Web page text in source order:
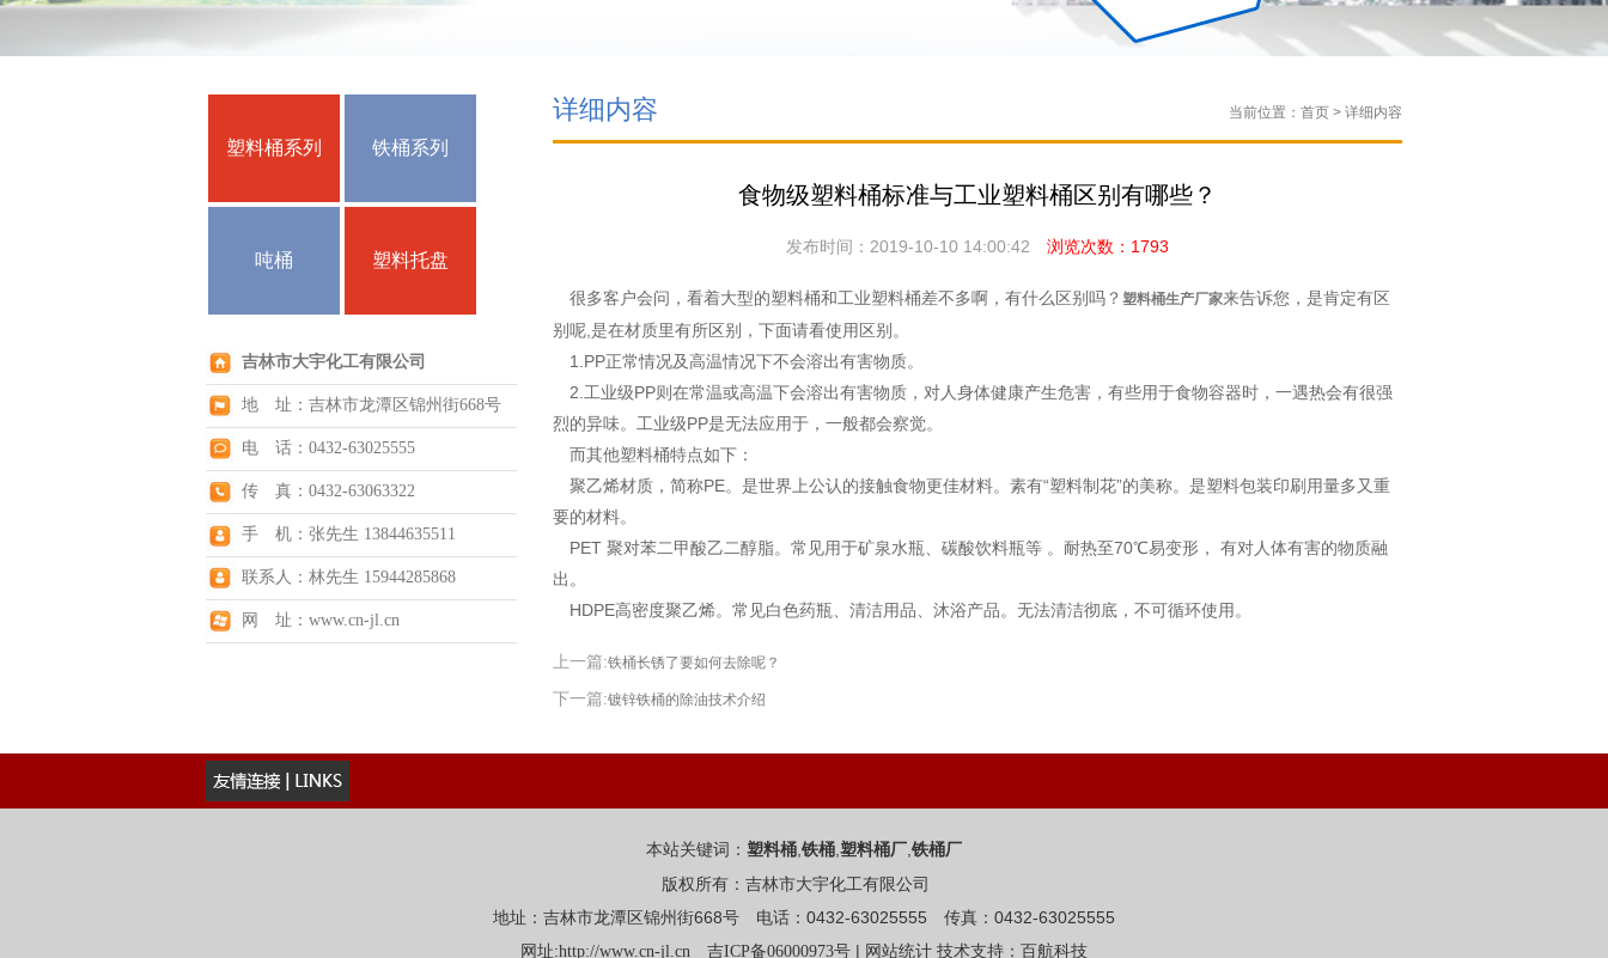
塑料桶系列 铁桶系列
吨桶 塑料托盘
吉林市大宇化工有限公司
地 址：吉林市龙潭区锦州街668号
电 话：0432-63025555
传 真：0432-63063322
手 机：张先生 13844635511
联系人：林先生 15944285868
网 址：www.cn-jl.cn
详细内容 当前位置：首页 > 详细内容
食物级塑料桶标准与工业塑料桶区别有哪些？
发布时间：2019-10-10 14:00:42 浏览次数：1793
很多客户会问，看着大型的塑料桶和工业塑料桶差不多啊，有什么区别吗？ 塑料桶生产厂家来告诉您，是肯定有区
别呢,是在材质里有所区别，下面请看使用区别。
1.PP正常情况及高温情况下不会溶出有害物质。
2.工业级PP则在常温或高温下会溶出有害物质，对人身体健康产生危害，有些用于食物容器时，一遇热会有很强
烈的异味。工业级PP是无法应用于，一般都会察觉。
而其他塑料桶特点如下：
聚乙烯材质，简称PE。是世界上公认的接触食物更佳材料。素有“塑料制花”的美称。是塑料包装印刷用量多又重
要的材料。
PET 聚对苯二甲酸乙二醇脂。常见用于矿泉水瓶、碳酸饮料瓶等 。耐热至70℃易变形， 有对人体有害的物质融
出。
HDPE高密度聚乙烯。常见白色药瓶、清洁用品、沐浴产品。无法清洁彻底，不可循环使用。
上一篇:铁桶长锈了要如何去除呢？
下一篇:镀锌铁桶的除油技术介绍
本站关键词： 塑料桶 铁桶 塑料桶厂 铁桶厂
版权所有：吉林市大宇化工有限公司
地址：吉林市龙潭区锦州街668号 电话：0432-63025555 传真：0432-63025555
网址:http://www.cn-jl.cn 吉ICP备06000973号 | 网站统计 技术支持：百航科技